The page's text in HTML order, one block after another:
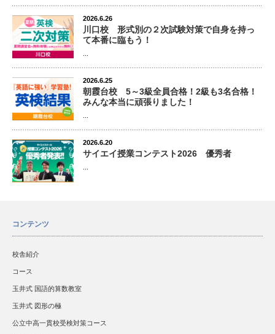
2026.6.26
川口校 形式別の２次試験対策で自身を持っ
て本番に臨もう！
2026.6.25
朝霞台校 5～3級全員合格！2級も3名合格！
みんな本当に頑張りました！
2026.6.20
サイエイ授業コンテスト2026 優秀者
コンテンツ
校舎紹介
コース
玉井式 国語的算数教室
玉井式 図形の極
公立中高一貫校受検対策コース